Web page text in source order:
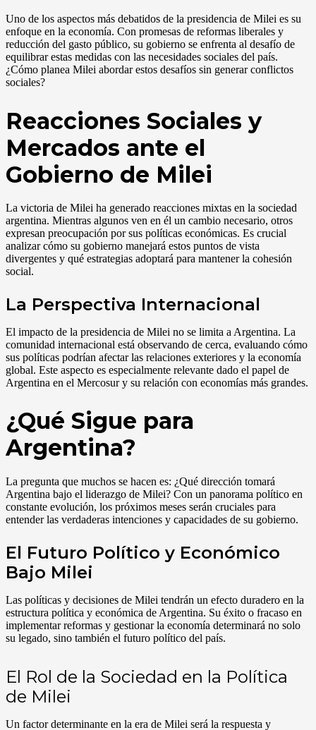
Uno de los aspectos más debatidos de la presidencia de Milei es su
enfoque en la economía. Con promesas de reformas liberales y
reducción del gasto público, su gobierno se enfrenta al desafío de
equilibrar estas medidas con las necesidades sociales del país.
¿Cómo planea Milei abordar estos desafíos sin generar conflictos
sociales?
Reacciones Sociales y
Mercados ante el
Gobierno de Milei
La victoria de Milei ha generado reacciones mixtas en la sociedad
argentina. Mientras algunos ven en él un cambio necesario, otros
expresan preocupación por sus políticas económicas. Es crucial
analizar cómo su gobierno manejará estos puntos de vista
divergentes y qué estrategias adoptará para mantener la cohesión
social.
La Perspectiva Internacional
El impacto de la presidencia de Milei no se limita a Argentina. La
comunidad internacional está observando de cerca, evaluando cómo
sus políticas podrían afectar las relaciones exteriores y la economía
global. Este aspecto es especialmente relevante dado el papel de
Argentina en el Mercosur y su relación con economías más grandes.
¿Qué Sigue para
Argentina?
La pregunta que muchos se hacen es: ¿Qué dirección tomará
Argentina bajo el liderazgo de Milei? Con un panorama político en
constante evolución, los próximos meses serán cruciales para
entender las verdaderas intenciones y capacidades de su gobierno.
El Futuro Político y Económico
Bajo Milei
Las políticas y decisiones de Milei tendrán un efecto duradero en la
estructura política y económica de Argentina. Su éxito o fracaso en
implementar reformas y gestionar la economía determinará no solo
su legado, sino también el futuro político del país.
El Rol de la Sociedad en la Política
de Milei
Un factor determinante en la era de Milei será la respuesta y